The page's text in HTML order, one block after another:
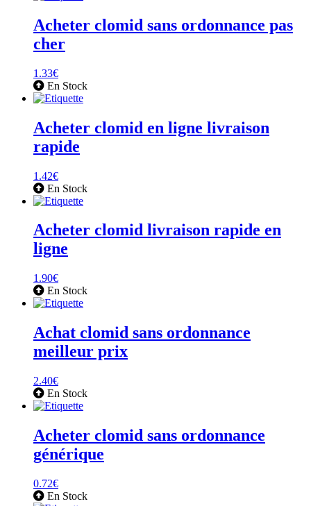
Acheter clomid sans ordonnance pas
cher
1.33€
En Stock
Acheter clomid en ligne livraison
rapide
1.42€
En Stock
Acheter clomid livraison rapide en
ligne
1.90€
En Stock
Achat clomid sans ordonnance
meilleur prix
2.40€
En Stock
Acheter clomid sans ordonnance
générique
0.72€
En Stock